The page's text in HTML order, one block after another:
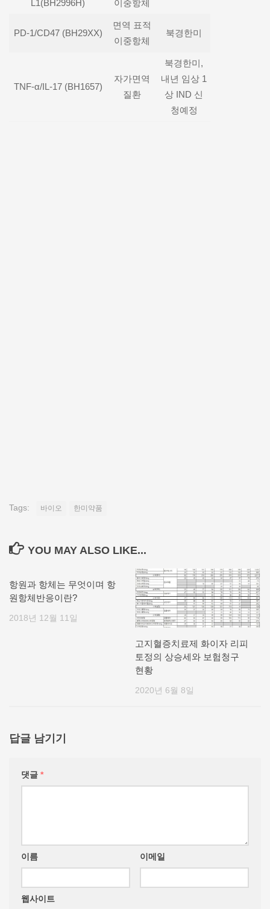
L1(BH2996H) 이중항체
PD-1/CD47 (BH29XX)
면역 표적
이중항체
북경한미
TNF-α/IL-17 (BH1657)
자가면역
질환
북경한미,
내년 임상 1
상 IND 신
청예정
Tags: 바이오 한미약품
YOU MAY ALSO LIKE...
항원과 항체는 무엇이며 항
원항체반응이란?
2018년 12월 11일
고지혈증치료제 화이자 리피
토정의 상승세와 보험청구
현황
2020년 6월 8일
답글 남기기
댓글 *
이름 이메일
웹사이트